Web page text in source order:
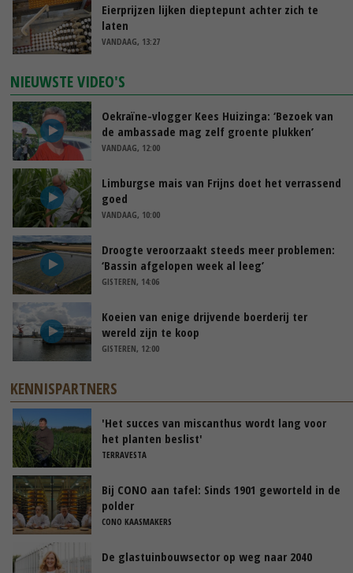
Eierprijzen lijken dieptepunt achter zich te
laten
VANDAAG, 13:27
NIEUWSTE VIDEO'S
Oekraïne-vlogger Kees Huizinga: ‘Bezoek van
de ambassade mag zelf groente plukken’
VANDAAG, 12:00
Limburgse mais van Frijns doet het verrassend
goed
VANDAAG, 10:00
Droogte veroorzaakt steeds meer problemen:
‘Bassin afgelopen week al leeg’
GISTEREN, 14:06
Koeien van enige drijvende boerderij ter
wereld zijn te koop
GISTEREN, 12:00
KENNISPARTNERS
'Het succes van miscanthus wordt lang voor
het planten beslist'
TERRAVESTA
Bij CONO aan tafel: Sinds 1901 geworteld in de
polder
CONO KAASMAKERS
De glastuinbouwsector op weg naar 2040